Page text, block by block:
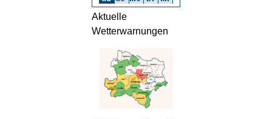
Aktuelle
Wetterwarnungen